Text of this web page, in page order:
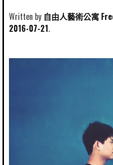
Written by 自由人藝術公寓
2016-07-21